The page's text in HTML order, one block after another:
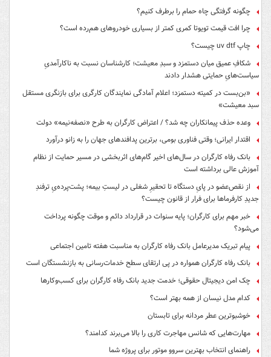
چگونه گرفتگی چاه حمام را برطرف کنیم؟
چرا افت قیمت تویوتا کمری کمتر از بسیاری خودروهای هم‌رده است؟
چاپ uv dtf چیست؟
شکافِ عمیق میان دستمزد و سبدِ معیشت؛ کارشناسان نسبت به ناکارآمدیِ
سیاست‌هایِ حمایتی هشدار دادند
«بن‌بست در کمیته دستمزد؛ اعلام آمادگی نمایندگان کارگری برای بازنگری مستقل
سبد معیشت»
وعده حذف پیمانکاران چه شد؟ / اعتراض کارگران به طرح «نصفه‌نیمه» دولت
اقتدار ایرانی؛ وقتی فناوری بومی، برترین پدافندهای جهان را به زانو درآورد
بانک رفاه کارگران در سال‌های اخیر گام‌های اثربخشی در مسیر حمایت از نظام
آموزش عالی برداشته است
از نقص‌عضو در پایِ دستگاه تا تحقیرِ شغلی در لیستِ بیمه؛ پشت‌پرده‌یِ ترفندِ
جدیدِ کارفرماها برای فرار از قانون چیست؟
خبر مهم برای کارگران؛ پایه سنوات در قرارداد دائم و موقت چگونه پرداخت
می‌شود؟
پیام تبریک مدیرعامل بانک رفاه کارگران به مناسبت هفته تامین اجتماعی
بانک رفاه کارگران همواره در پی ارتقای سطح خدمات‌رسانی به بازنشستگان است
چک امن دیجیتال حقوقی؛ خدمت جدید بانک رفاه کارگران برای کسب‌وکارها
کدام مدل نیسان از همه بهتر است؟
خوشبوترین عطر مردانه برای تابستان
مهارت‌هایی که شانس مهاجرت کاری را بالا می‌برند کدامند؟
راهنمای انتخاب بهترین سروو موتور برای پروژه شما